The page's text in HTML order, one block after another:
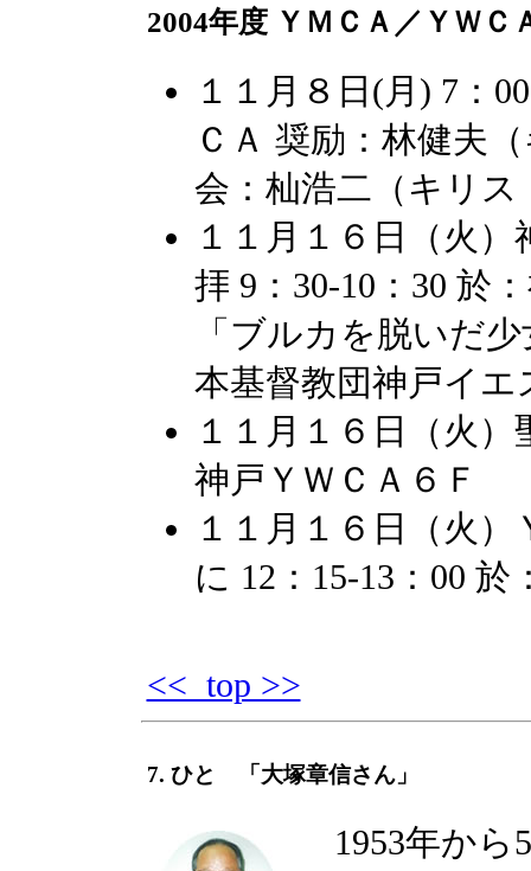
2004年度 ＹＭＣＡ／ＹＷ
１１月８日(月) 7：
ＣＡ 奨励：林健夫
会：杣浩二（キリス
１１月１６日（火
拝 9：30-10：30 於
「ブルカを脱いだ
本基督教団神戸イエ
１１月１６日（火）
神戸ＹＷＣＡ６Ｆ
１１月１６日（火
に 12：15-13：00
<< top >>
7. ひと 「大塚章信さん」
1953年から